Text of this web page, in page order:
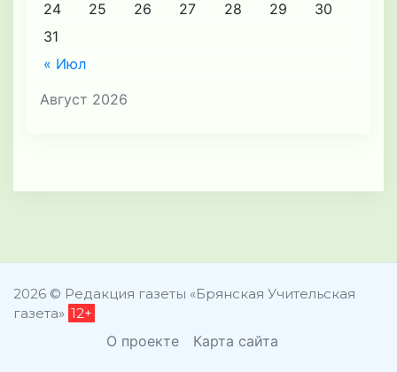
Август 2026
« Июл
24
25 26 27 28 29
30
31
2026 © Редакция газеты «Брянская Учительская
газета» 12+
О проекте Карта сайта